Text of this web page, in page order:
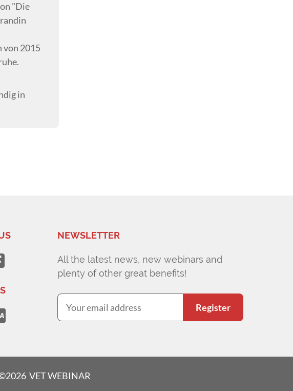
"Die
von 2015
in
NEWSLETTER
All the latest news, new webinars and
plenty of other great benefits!
Register
VET WEBINAR